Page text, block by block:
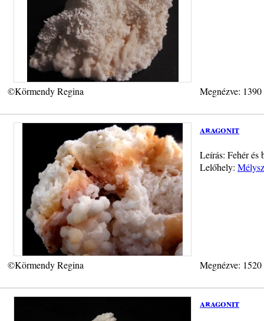
©Körmendy Regina Megnézve:
aragonit
Leírás: Fehér és
Lelőhely:
©Körmendy Regina Megnézve:
aragonit